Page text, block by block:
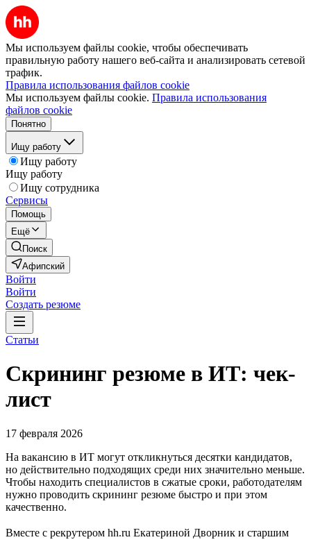
Мы используем файлы cookie, чтобы обеспечивать
правильную работу нашего веб-сайта и анализировать сетевой
трафик.
Правила использования файлов cookie
Мы используем файлы cookie. Правила использования
файлов cookie
Понятно
Ищу работу
Ищу работу
Ищу работу
Ищу сотрудника
Сервисы
Помощь
Ещё
Поиск
Афипский
Войти
Войти
Создать резюме
Статьи
Скрининг резюме в ИТ: чек-
лист
17 февраля 2026
На вакансию в ИТ могут откликнуться десятки кандидатов,
но действительно подходящих среди них значительно меньше.
Чтобы находить специалистов в сжатые сроки, работодателям
нужно проводить скрининг резюме быстро и при этом
качественно.
Вместе с рекрутером hh.ru Екатериной Дворник и старшим